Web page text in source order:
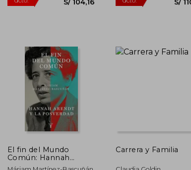
40%
dcto.
El fin del Mundo
Común: Hannah
Arendt y la Posverdad
Carrera y Familia